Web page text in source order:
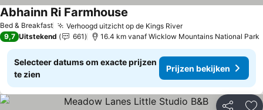
Bed & Breakfast Verhoogd uitzicht op de Kings River
Abhainn Ri Farmhouse
9,7 Uitstekend 661 16.4 km vanaf Wicklow Mountains National Park
Selecteer datums om exacte prijzen
te zien
Prijzen bekijken